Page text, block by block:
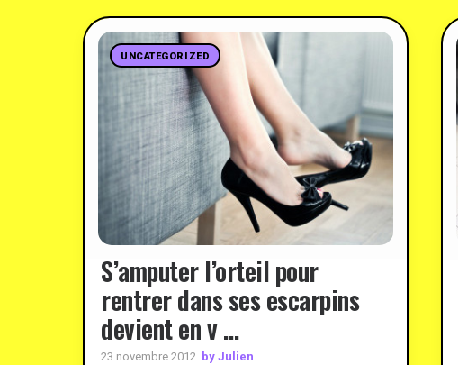
UNCATEGORIZED
S’amputer l’orteil pour
rentrer dans ses escarpins
devient en v …
23 novembre 2012 by Julien